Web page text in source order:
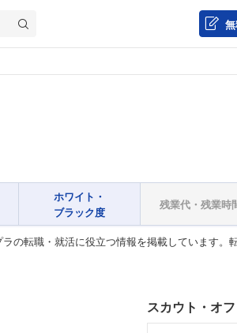
ホワイト・
ブラック度
残業代・残業時
の転職・就活に役立つ情報を掲載しています。
スカウト・オ